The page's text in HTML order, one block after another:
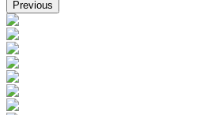
Previous